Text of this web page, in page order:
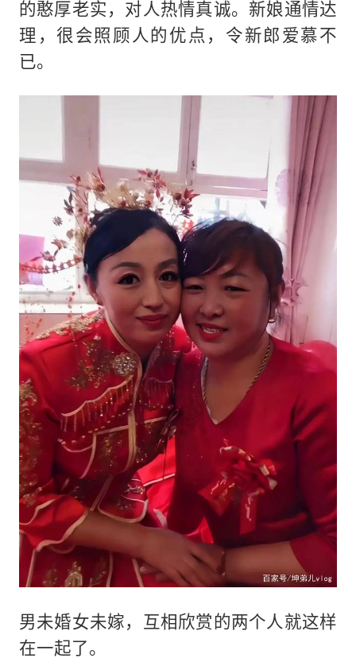
的憨厚老实，对人热情真诚。新娘通情达
理，很会照顾人的优点，令新郎爱慕不
已。
男未婚女未嫁，互相欣赏的两个人就这样
在一起了。